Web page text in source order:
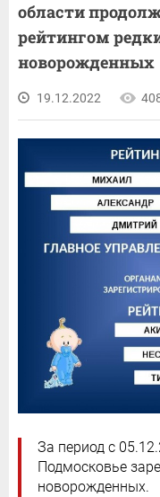
области
рейтингом
новорожденных
19.12.2022
За период с
Подмосковье
новорожденных.